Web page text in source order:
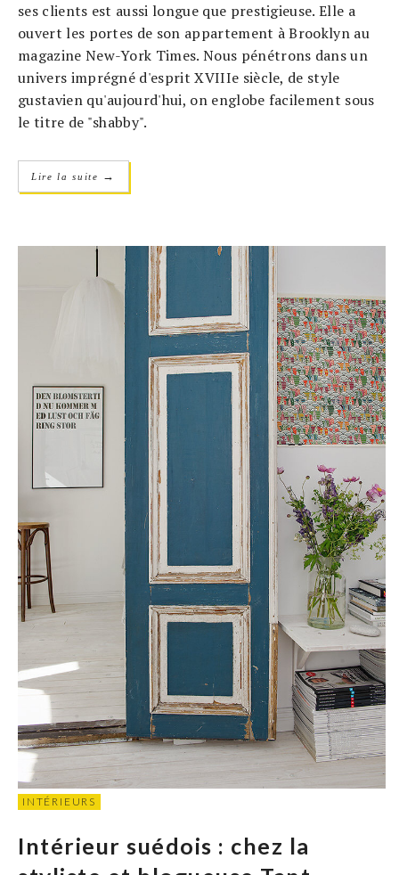
ses clients est aussi longue que prestigieuse. Elle a
ouvert les portes de son appartement à Brooklyn au
magazine New-York Times. Nous pénétrons dans un
univers imprégné d'esprit XVIIIe siècle, de style
gustavien qu'aujourd'hui, on englobe facilement sous
le titre de "shabby".
Lire la suite →
INTÉRIEURS
Intérieur suédois : chez la